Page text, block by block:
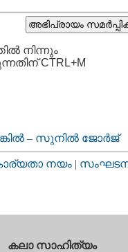
നിന്നും
CTRL+M
– സുനില്‍ ജോര്‍ജ്
നയം |
കലാ സാഹിത്യം